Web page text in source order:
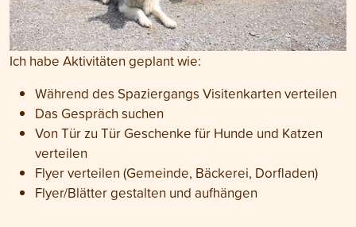
Ich habe Aktivitäten geplant wie:
Während des Spaziergangs Visitenkarten verteilen
Das Gespräch suchen
Von Tür zu Tür Geschenke für Hunde und Katzen
verteilen
Flyer verteilen (Gemeinde, Bäckerei, Dorfladen)
Flyer/Blätter gestalten und aufhängen